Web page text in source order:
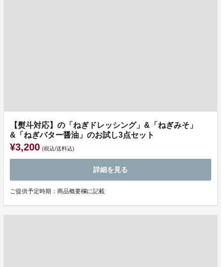
【熨斗対応】の「ねぎドレッシング」&「ねぎみそ」
&「ねぎバター醤油」のお試し3点セット
¥3,200 (税込/送料込)
詳細を見る
ご提供予定時期：商品概要欄に記載